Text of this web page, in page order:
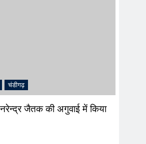
चंडीगढ़
नरेन्द्र जैतक की अगुवाई में किया